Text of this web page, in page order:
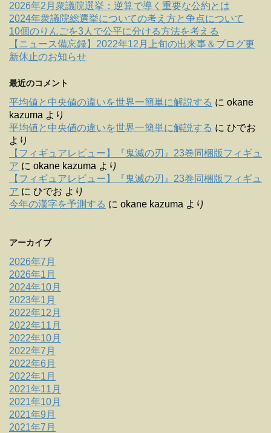
2026年2月衆議院選挙：逆算で導く重要な公約とは
2024年衆議院総選挙についての考え方と争点について
10個のりんごを3人で公平に分ける方法を考える
【ニュース備忘録】2022年12月上旬の出来事＆ブログ更
新休止のお知らせ
最近のコメント
平均値と中央値の違いを世界一簡単に解説する に okane
kazuma より
平均値と中央値の違いを世界一簡単に解説する に ひでお
より
【フィギュアレビュー】『鬼滅の刃』23巻同梱版フィギュ
ア に okane kazuma より
【フィギュアレビュー】『鬼滅の刃』23巻同梱版フィギュ
ア に ひでお より
今年の漢字を予測する に okane kazuma より
アーカイブ
2026年7月
2026年1月
2024年10月
2023年1月
2022年12月
2022年11月
2022年10月
2022年7月
2022年6月
2022年1月
2021年11月
2021年10月
2021年9月
2021年7月